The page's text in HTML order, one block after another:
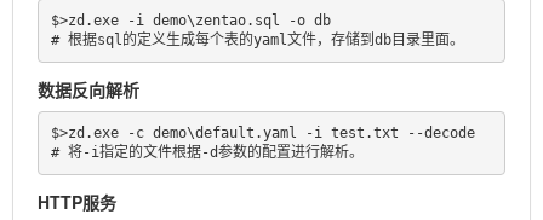
$>zd.exe -i demo\zentao.sql -o db
# 根据sql的定义生成每个表的yaml文件，存储到db目录里面。
数据反向解析
$>zd.exe -c demo\default.yaml -i test.txt --decode
HTTP服务